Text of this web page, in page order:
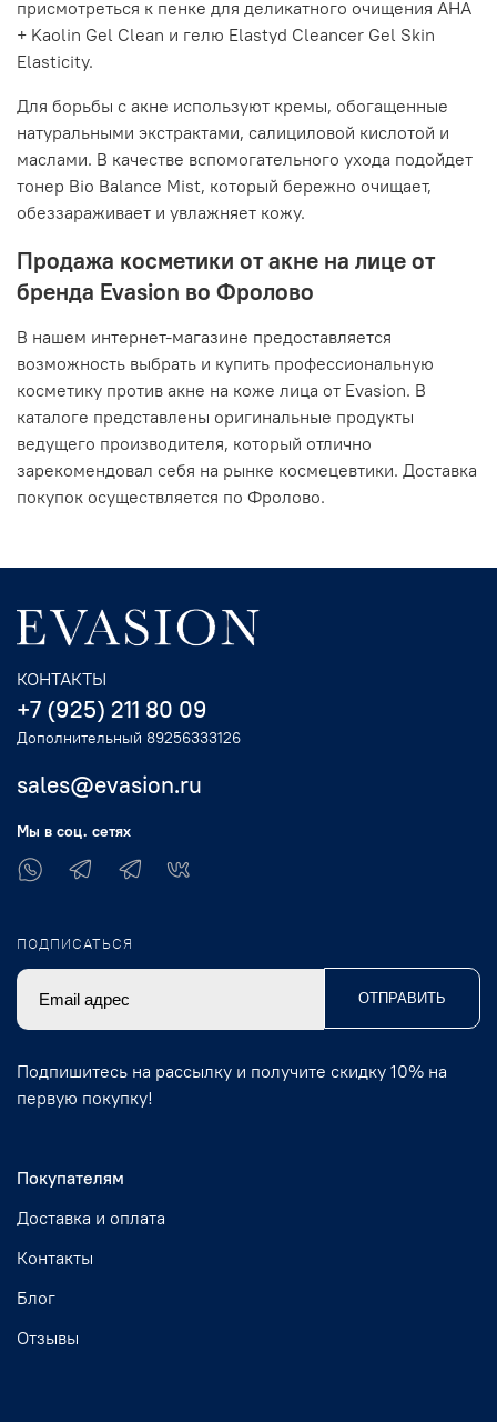
присмотреться к пенке для деликатного очищения AHA
+ Kaolin Gel Clean и гелю Elastyd Cleancer Gel Skin
Elasticity.
Для борьбы с акне используют кремы, обогащенные
натуральными экстрактами, салициловой кислотой и
маслами. В качестве вспомогательного ухода подойдет
тонер Bio Balance Mist, который бережно очищает,
обеззараживает и увлажняет кожу.
Продажа косметики от акне на лице от
бренда Evasion во Фролово
В нашем интернет-магазине предоставляется
возможность выбрать и купить профессиональную
косметику против акне на коже лица от Evasion. В
каталоге представлены оригинальные продукты
ведущего производителя, который отлично
зарекомендовал себя на рынке космецевтики. Доставка
покупок осуществляется по Фролово.
Покупателям
Доставка и оплата
Контакты
Блог
Отзывы
КОНТАКТЫ
+7 (925) 211 80 09
Дополнительный 89256333126
sales@evasion.ru
Мы в соц. сетях
ПОДПИСАТЬСЯ
ОТПРАВИТЬ
Подпишитесь на рассылку и получите скидку 10% на
первую покупку!